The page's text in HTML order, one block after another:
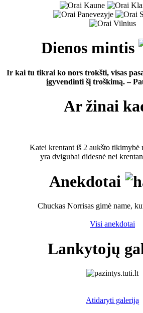
Dienos mintis
Ir kai tu tikrai ko nors trokšti, visas
įgyvendinti šį troškimą. –
Ar žinai
Katei krentant iš 2 aukšto tikimybė
yra dvigubai didesnė nei
Anekdotai
Chuckas Norrisas gimė name,
Visi anekdotai
Lankytojų
Atidaryti galeriją